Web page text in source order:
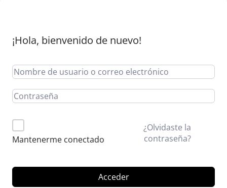
¡Hola, bienvenido de nuevo!
Mantenerme conectado
¿Olvidaste la
contraseña?
Acceder